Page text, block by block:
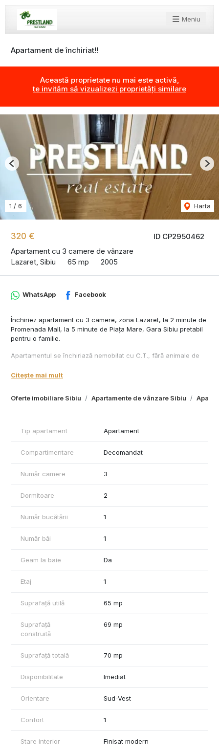
Meniu
Apartament de închiriat!!
Această proprietate nu mai este activă,
te invităm să vizualizezi proprietăți similare
ID CP2950462
320 €
Apartament cu 3 camere de vânzare
Lazaret, Sibiu
65 mp 2005
1 / 6 Harta
Previous
Oferte imobiliare Sibiu Apartamente de vânzare Sibiu
WhatsApp Facebook
Închiriez apartament cu 3 camere, zona Lazaret, la 2 minute de
Promenada Mall, la 5 minute de Piața Mare, Gara Sibiu pretabil
pentru o familie.
Apartamentul se închiriază nemobilat cu C.T., fără animale de
Preț 300 Euro + o garanție!
Citește mai mult
Tip apartament Apartament
Compartimentare Decomandat
Număr camere 3
Dormitoare 2
Număr bucătării 1
Număr băi 1
Geam la baie Da
Etaj 1
Suprafață utilă 65 mp
Suprafață
construită
69 mp
Suprafață totală 70 mp
Disponibilitate Imediat
Orientare Sud-Vest
Confort 1
Stare interior Finisat modern